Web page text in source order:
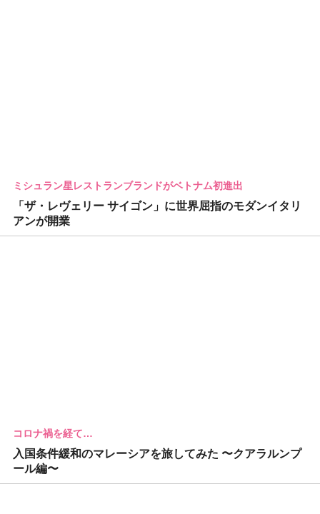
ミシュラン星レストランブランドがベトナム初進出
「ザ・レヴェリー サイゴン」に世界屈指のモダンイタリ
アンが開業
コロナ禍を経て…
入国条件緩和のマレーシアを旅してみた 〜クアラルンプ
ール編〜